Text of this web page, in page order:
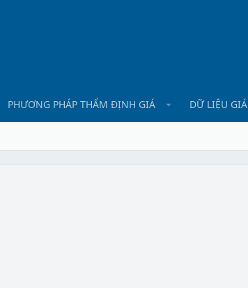
PHƯƠNG PHÁP THẨM ĐỊNH GIÁ DỮ LIỆU GIÁ